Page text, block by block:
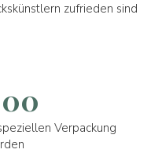
zufrieden sind
Verpackung